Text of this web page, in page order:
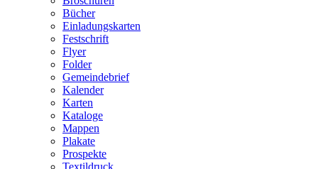
Bücher
Einladungskarten
Festschrift
Flyer
Folder
Gemeindebrief
Kalender
Karten
Kataloge
Mappen
Plakate
Prospekte
Textildruck